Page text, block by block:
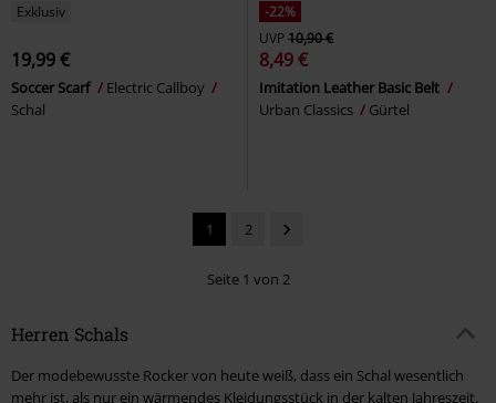
Exklusiv
19,99 €
Soccer Scarf
Electric Callboy
Schal
-22%
UVP10,90 €
8,49 €
Imitation Leather Basic Belt
Urban Classics
Gürtel
1 2
Seite 1 von 2
Herren Schals
Der modebewusste Rocker von heute weiß, dass ein Schal wesentlich
mehr ist, als nur ein wärmendes Kleidungsstück in der kalten Jahreszeit.